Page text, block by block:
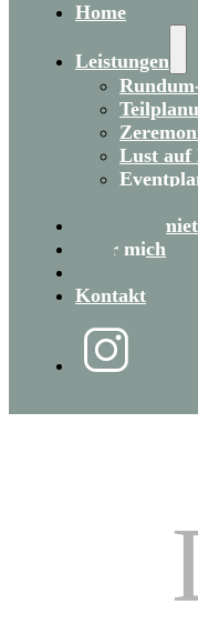
Home
Leistungen
Lust auf
Eventzelt
Über mich
Kontakt